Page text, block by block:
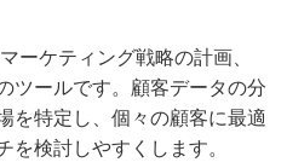
ーケティング戦略の計画、
ツールです。顧客データの分
を特定し、個々の顧客に最適
を検討しやすくします。